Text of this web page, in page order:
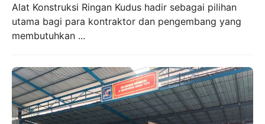
Alat Konstruksi Ringan Kudus hadir sebagai pilihan
utama bagi para kontraktor dan pengembang yang
membutuhkan ...